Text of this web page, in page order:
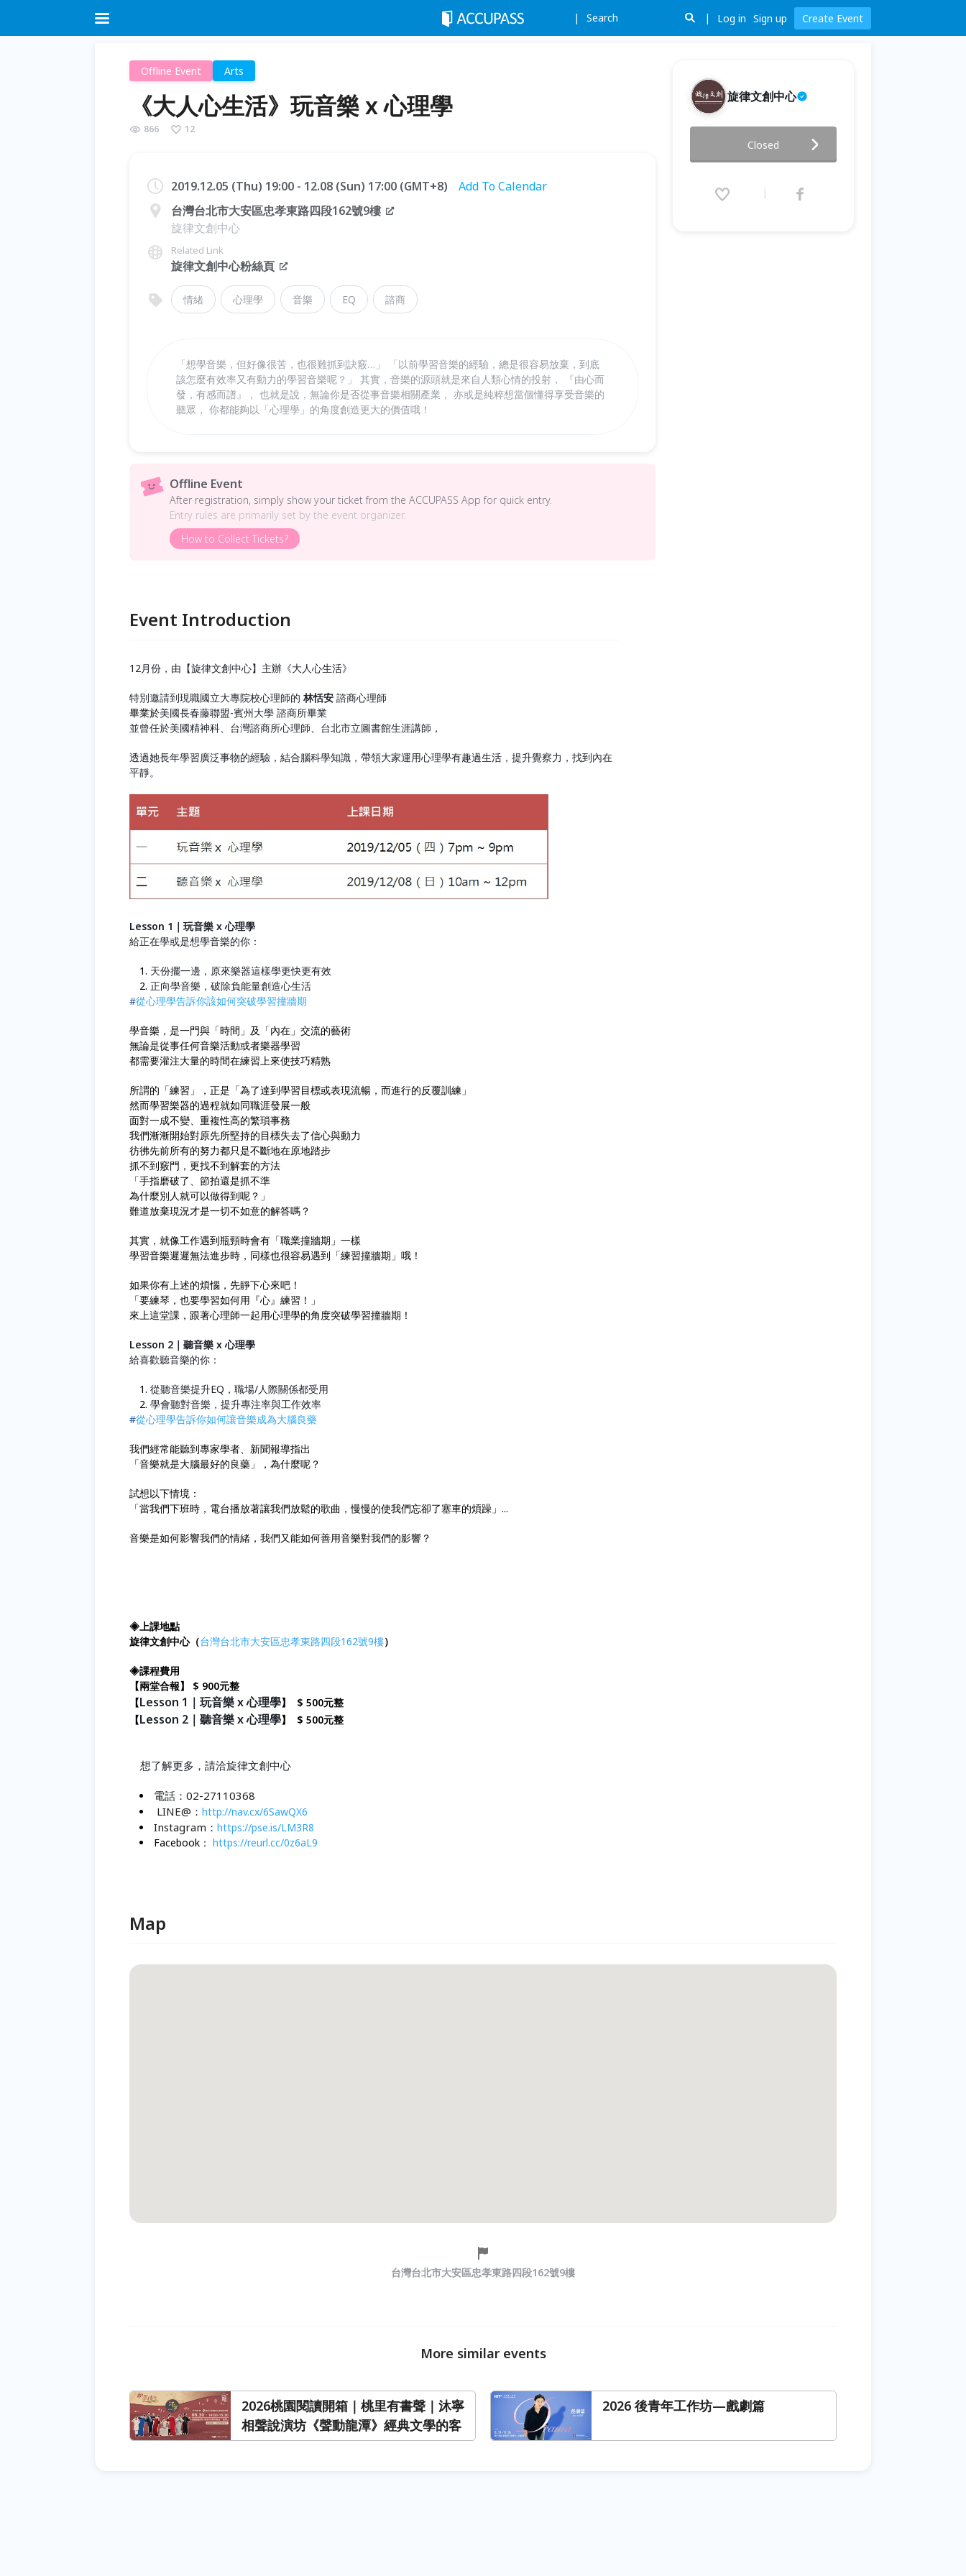
Search Log in Sign up Create Event
Offline Event Arts
《大人心生活》玩音樂 x 心理學
866 12
2019.12.05 (Thu) 19:00 - 12.08 (Sun) 17:00 (GMT+8)
Add To Calendar
台灣台北市大安區忠孝東路四段162號9樓
旋律文創中心
Related Link
旋律文創中心粉絲頁
情緒 心理學 音樂 EQ 諮商
「想學音樂，但好像很苦，也很難抓到訣竅…」 「以前學習音樂的經驗，總是很容易放棄，到底
該怎麼有效率又有動力的學習音樂呢？」 其實，音樂的源頭就是來自人類心情的投射， 『由心而
發，有感而譜』， 也就是說，無論你是否從事音樂相關產業， 亦或是純粹想當個懂得享受音樂的
聽眾， 你都能夠以「心理學」的角度創造更大的價值哦！
Offline Event
After registration, simply show your ticket from the ACCUPASS App for quick entry.
Entry rules are primarily set by the event organizer.
How to Collect Tickets?
Event Introduction
12月份，由【旋律文創中心】主辦《大人心生活》
特別邀請到現職國立大專院校心理師的 林恬安 諮商心理師
畢業於美國長春藤聯盟-賓州大學 諮商所畢業
並曾任於美國精神科、台灣諮商所心理師、 台北市立圖書館生涯講師，
透過她長年學習廣泛事物的經驗，結合腦科學知識，帶領大家運用心理學有趣過生活，提升覺察力，找到內在
平靜。
Lesson 1｜玩音樂 x 心理學
給正在學或是想學音樂的你：
天份擺一邊，原來樂器這樣學更快更有效
正向學音樂，破除負能量創造心生活
#從心理學告訴你該如何突破學習撞牆期
學音樂，是一門與「時間」及「內在」交流的藝術
無論是從事任何音樂活動或者樂器學習
都需要灌注大量的時間在練習上來使技巧精熟
所謂的「練習」，正是「為了達到學習目標或表現流暢，而進行的反覆訓練」
然而學習樂器的過程就如同職涯發展一般
面對一成不變、重複性高的繁瑣事務
我們漸漸開始對原先所堅持的目標失去了信心與動力
彷彿先前所有的努力都只是不斷地在原地踏步
抓不到竅門，更找不到解套的方法
「手指磨破了、節拍還是抓不準
為什麼別人就可以做得到呢？」
難道放棄現況才是一切不如意的解答嗎？
其實，就像工作遇到瓶頸時會有「職業撞牆期」一樣
學習音樂遲遲無法進步時，同樣也很容易遇到「練習撞牆期」哦！
如果你有上述的煩惱，先靜下心來吧！
「要練琴，也要學習如何用『心』練習！」
來上這堂課，跟著心理師一起用心理學的角度突破學習撞牆期！
Lesson 2｜聽音樂 x 心理學
給喜歡聽音樂的你：
從聽音樂提升EQ，職場/人際關係都受用
學會聽對音樂，提升專注率與工作效率
#從心理學告訴你如何讓音樂成為大腦良藥
我們經常能聽到專家學者、新聞報導指出
「音樂就是大腦最好的良藥」，為什麼呢？
試想以下情境：
「當我們下班時，電台播放著讓我們放鬆的歌曲，慢慢的使我們忘卻了塞車的煩躁」...
音樂是如何影響我們的情緒，我們又能如何善用音樂對我們的影響？
◈上課地點
旋律文創中心（台灣台北市大安區忠孝東路四段162號9樓）
◈課程費用
【兩堂合報】 $ 900元整
【Lesson 1｜玩音樂x 心理學】 $ 500元整
【Lesson 2｜聽音樂x 心理學】 $ 500元整
想了解更多，請洽旋律文創中心
電話：02-27110368
LINE@： http://nav.cx/6SawQX6
Instagram： https://pse.is/LM3R8
Facebook： https://reurl.cc/0z6aL9
旋律文創中心
2019.12.05 (Thu) 19:00 - 12.08
(Sun) 17:00 (GMT+8)
Closed
Map
台灣台北市大安區忠孝東路四段162號9樓
More similar events
2026桃園閱讀開箱｜桃里有書聲｜沐寧
相聲說演坊《聲動龍潭》經典文學的客
語「變聲」
2026 後青年工作坊—戲劇篇